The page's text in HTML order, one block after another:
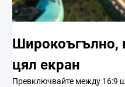
Широкоъгълно,
цял екран
Превключвайте между 16:9